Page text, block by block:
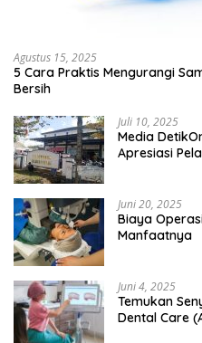
Agustus 15, 2025
5 Cara Praktis Mengurangi
Bersih
Juli 10, 2025
Media
Apresiasi
Juni 20, 2025
Biaya
Manfaatnya
Juni 4, 2025
Temukan
Dental Care